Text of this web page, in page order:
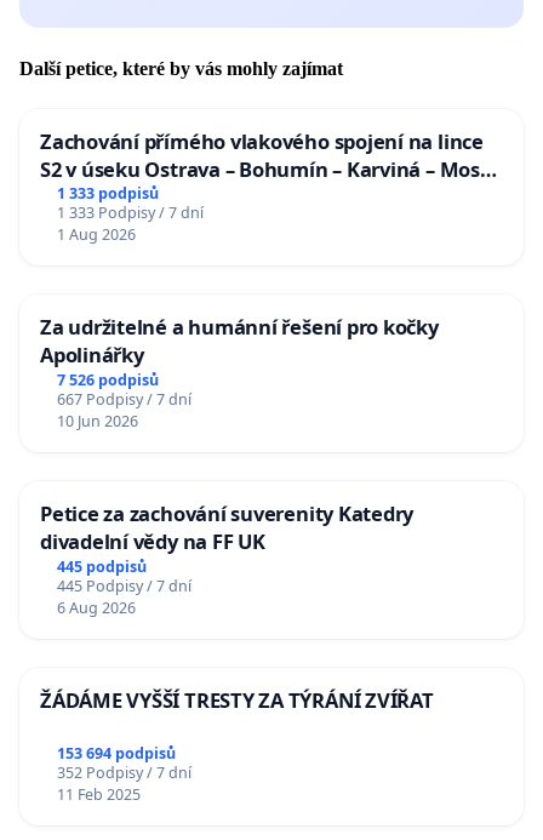
Další petice, které by vás mohly zajímat
Zachování přímého vlakového spojení na lince
S2 v úseku Ostrava – Bohumín – Karviná – Mosty
u Jablunkova
1 333 podpisů
1 333 Podpisy / 7 dní
1 Aug 2026
Za udržitelné a humánní řešení pro kočky
Apolinářky
7 526 podpisů
667 Podpisy / 7 dní
10 Jun 2026
Petice za zachování suverenity Katedry
divadelní vědy na FF UK
445 podpisů
445 Podpisy / 7 dní
6 Aug 2026
ŽÁDÁME VYŠŠÍ TRESTY ZA TÝRÁNÍ ZVÍŘAT
153 694 podpisů
352 Podpisy / 7 dní
11 Feb 2025